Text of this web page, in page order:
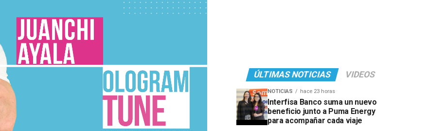
ÚLTIMAS NOTICIAS VIDEOS
NOTICIAS hace 23 horas
Interfisa Banco suma un nuevo
beneficio junto a Puma Energy
para acompañar cada viaje